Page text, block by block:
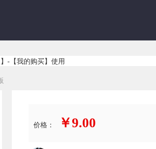
-【我的购买】使用
价格： ￥9.00